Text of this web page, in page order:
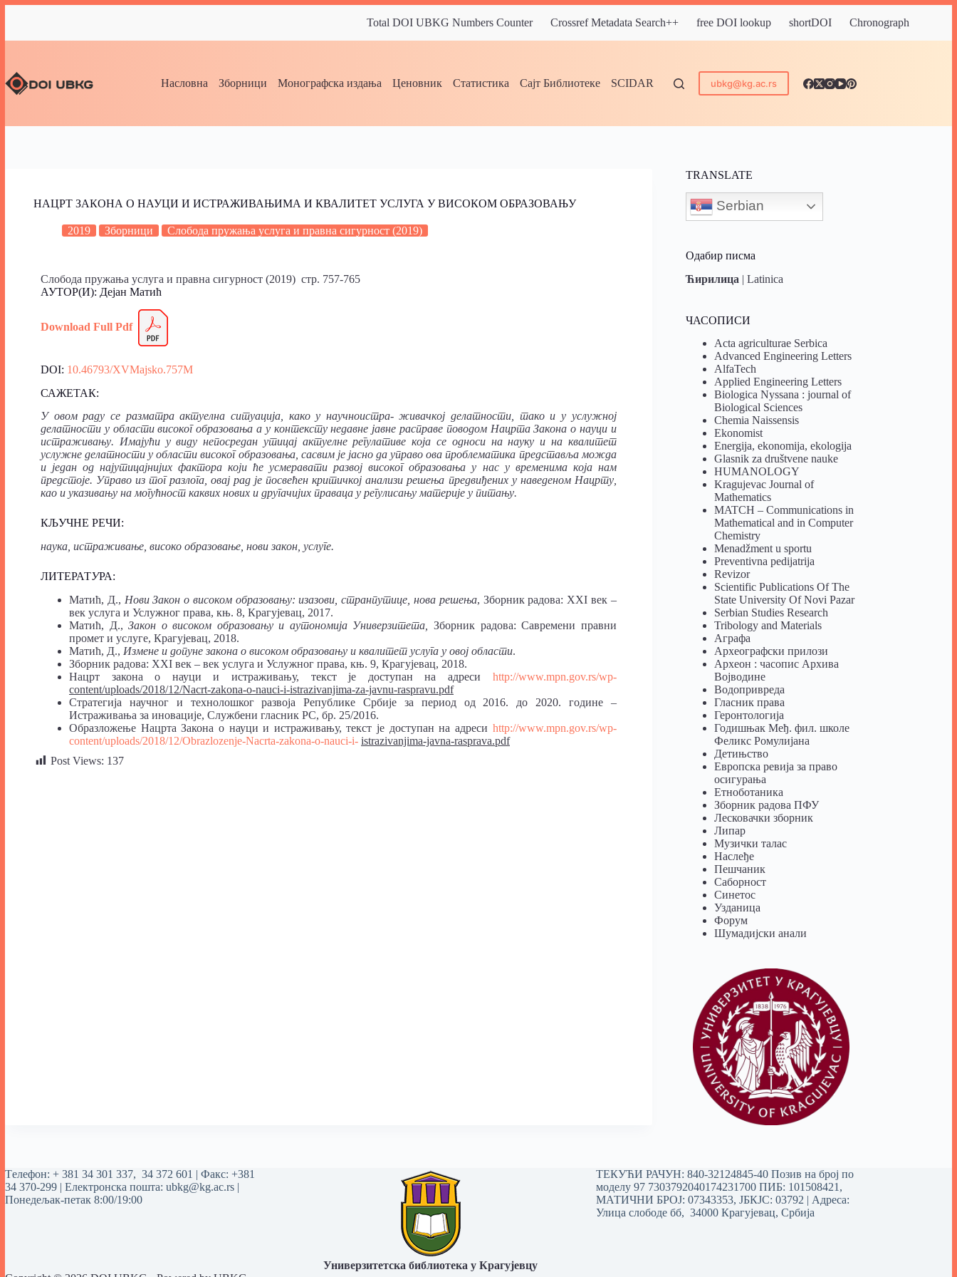
Total DOI UBKG Numbers Counter Crossref Metadata Search++ free DOI lookup shortDOI Chronograph
Насловна Зборници Монографска издања Ценовник Статистика Сајт Библиотеке SCIDAR ubkg@kg.ac.rs
НАЦРТ ЗАКОНА О НАУЦИ И ИСТРАЖИВАЊИМА И КВАЛИТЕТ УСЛУГА У ВИСОКОМ ОБРАЗОВАЊУ
2019 Зборници Слобода пружања услуга и правна сигурност (2019)
Слобода пружања услуга и правна сигурност (2019) стр. 757-765
АУТОР(И): Дејан Матић
Download Full Pdf
DOI: 10.46793/XVMajsko.757M
САЖЕТАК:
У овом раду се разматра актуелна ситуација, како у научноистра- живачкој делатности, тако и у услужној
делатности у области високог образовања а у контексту недавне јавне расправе поводом Нацрта Закона о науци и
истраживању. Имајући у виду непосредан утицај актуелне регулативе која се односи на науку и на квалитет
услужне делатности у области високог образовања, сасвим је јасно да управо ова проблематика представља можда
и један од најутицајнијих фактора који ће усмеравати развој високог образовања у нас у временима која нам
предстоје. Управо из тог разлога, овај рад је посвећен критичкој анализи решења предвиђених у наведеном Нацрту,
као и указивању на могућност каквих нових и другачијих праваца у регулисању материје у питању.
КЉУЧНЕ РЕЧИ:
наука, истраживање, високо образовање, нови закон, услуге.
ЛИТЕРАТУРА:
Матић, Д., Нови Законо високом образовању: изазови, странпутице, нова решења, Зборник радова: XXI век –
век услуга и Услужног права, књ. 8, Крагујевац, 2017.
Матић, Д.,Закон о високом образовању и аутономија Универзитета,Зборник радова: Савремени правни
промет и услуге, Крагујевац, 2018.
Матић, Д., Измене и допуне закона о високом образовању и квалитет услуга у овој области.
Зборник радова: XXI век – век услуга и Услужног права, књ. 9, Крагујевац, 2018.
Нацрт закона о науци и истраживању, текст је доступан на адреси http://www.mpn.gov.rs/wp-
content/uploads/2018/12/Nacrt-zakona-o-nauci-i-istrazivanjima-za-javnu-raspravu.pdf
Стратегија научног и технолошког развоја Републике Србије за период од 2016. до 2020. године –
Истраживања за иновације, Службени гласник РС, бр. 25/2016.
Образложење Нацрта Закона о науци и истраживању, текст је доступан на адреси http://www.mpn.gov.rs/wp-
content/uploads/2018/12/Obrazlozenje-Nacrta-zakona-o-nauci-i- istrazivanjima-javna-rasprava.pdf
Post Views: 137
TRANSLATE
Serbian
Одабир писма
Ћирилица |Latinica
ЧАСОПИСИ
Acta agriculturae Serbica
Advanced Engineering Letters
AlfaTech
Applied Engineering Letters
Biologica Nyssana : journal of
Biological Sciences
Chemia Naissensis
Ekonomist
Energija, ekonomija, ekologija
Glasnik za društvene nauke
HUMANOLOGY
Kragujevac Journal of
Mathematics
MATCH – Communications in
Mathematical and in Computer
Chemistry
Menadžment u sportu
Preventivna pedijatrija
Revizor
Scientific Publications Of The
State University Of Novi Pazar
Serbian Studies Research
Tribology and Materials
Аграфа
Археографски прилози
Археон : часопис Архива
Војводине
Водопривреда
Гласник права
Геронтологија
Годишњак Међ. фил. школе
Феликс Ромулијана
Детињство
Европска ревија за право
осигурања
Eтноботаника
Зборник радова ПФУ
Лесковачки зборник
Липар
Музички талас
Наслеђе
Пешчаник
Саборност
Синетос
Узданица
Форум
Шумадијски анали
Tелефон: + 381 34 301 337, 34 372 601 | Факс: +381
34 370-299 | Електронска пошта: ubkg@kg.ac.rs |
Понедељак-петак 8:00/19:00
Универзитетска библиотека у Крагујевцу
ТЕКУЋИ РАЧУН: 840-32124845-40 Позив на број по
моделу 97 7303792040174231700ПИБ: 101508421,
МАТИЧНИ БРОЈ: 07343353, ЈБКЈС: 03792 | Aдреса:
Улица слободе бб, 34000 Крагујевац, Србија